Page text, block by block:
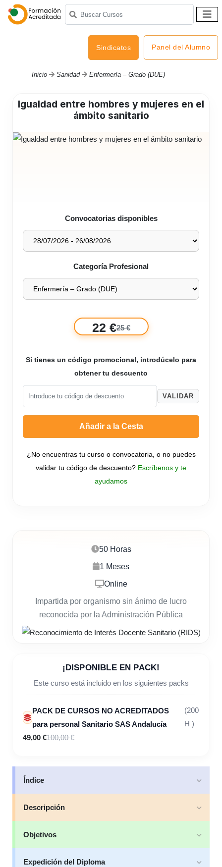
Sindicatos Panel del Alumno
Inicio Sanidad Enfermería – Grado (DUE)
50 Horas
1 Meses
Online
Impartida por organismo sin ánimo de lucro
reconocida por la Administración Pública
¡DISPONIBLE EN PACK!
Este curso está incluido en los siguientes packs
PACK DE CURSOS NO ACREDITADOS
para personal Sanitario SAS Andalucía
(200
H )
49,00 €100,00 €
Índice
Descripción
Objetivos
Expedición del Diploma
Igualdad entre hombres y mujeres en el
ámbito sanitario
Convocatorias disponibles
Categoría Profesional
22 €25 €
Si tienes un código promocional, introdúcelo para
obtener tu descuento
VALIDAR
Añadir a la Cesta
¿No encuentras tu curso o convocatoria, o no puedes
validar tu código de descuento? Escríbenos y te
ayudamos